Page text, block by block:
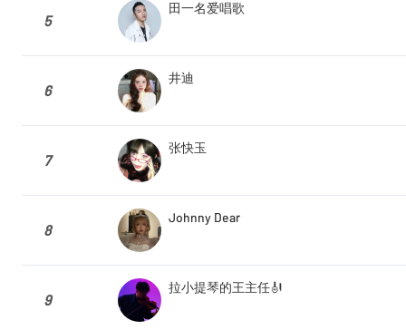
5
田一名爱唱歌
6
井迪
7
张快玉
8
Johnny Dear
9
拉小提琴的王主任🎻